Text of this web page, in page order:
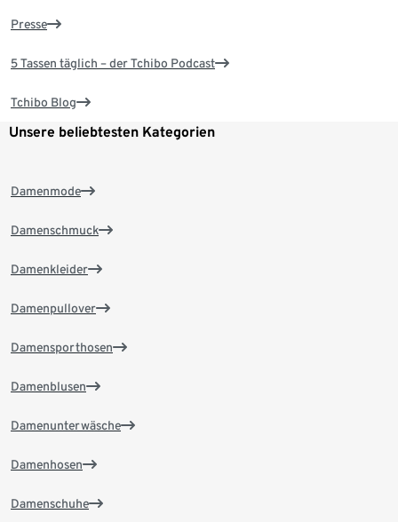
Presse
5 Tassen täglich – der Tchibo Podcast
Tchibo Blog
Unsere beliebtesten Kategorien
Damenmode
Damenschmuck
Damenkleider
Damenpullover
Damensporthosen
Damenblusen
Damenunterwäsche
Damenhosen
Damenschuhe